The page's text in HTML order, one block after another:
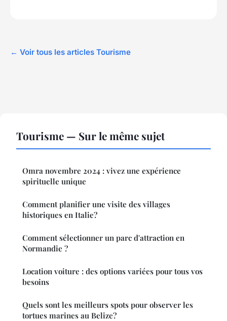
← Voir tous les articles Tourisme
Tourisme — Sur le même sujet
Omra novembre 2024 : vivez une expérience
spirituelle unique
Comment planifier une visite des villages
historiques en Italie?
Comment sélectionner un parc d'attraction en
Normandie ?
Location voiture : des options variées pour tous vos
besoins
Quels sont les meilleurs spots pour observer les
tortues marines au Belize?